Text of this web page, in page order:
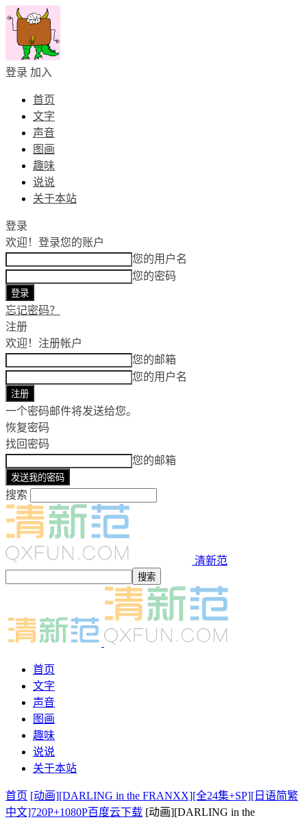
登录 加入
首页
文字
声音
图画
趣味
说说
关于本站
登录
欢迎！ 登录您的账户
您的用户名
您的密码
忘记密码？
注册
欢迎！ 注册帐户
您的邮箱
您的用户名
一个密码邮件将发送给您。
恢复密码
找回密码
您的邮箱
搜索
清新范
首页
文字
声音
图画
趣味
说说
关于本站
首页 [动画][DARLING in the FRANXX][全24集+SP][日语简繁
中文]720P+1080P百度云下载 [动画][DARLING in the